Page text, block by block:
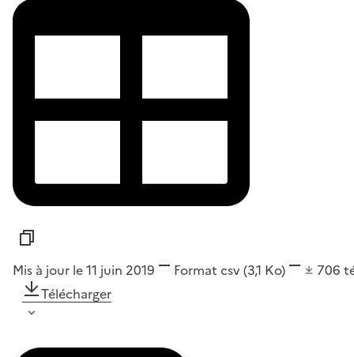
Mis à jour le 11 juin 2019 Format csv(3,1 Ko) 706
Télécharger